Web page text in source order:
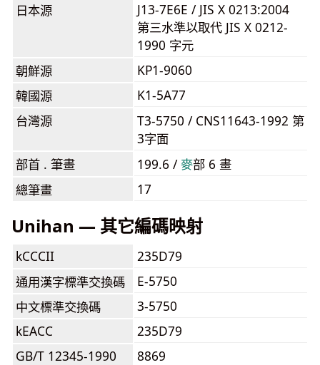
日本源
J13-7E6E / JIS X 0213:2004
第三水準以取代 JIS X 0212-
1990 字元
朝鮮源
KP1-9060
韓國源
K1-5A77
台灣源
T3-5750 / CNS11643-1992 第
3字面
部首 . 筆畫
199.6 /⿆部 6 畫
總筆畫
17
Unihan — 其它編碼映射
kCCCII
235D79
通用漢字標準交換碼
E-5750
中文標準交換碼
3-5750
kEACC
235D79
GB/T 12345-1990
8869